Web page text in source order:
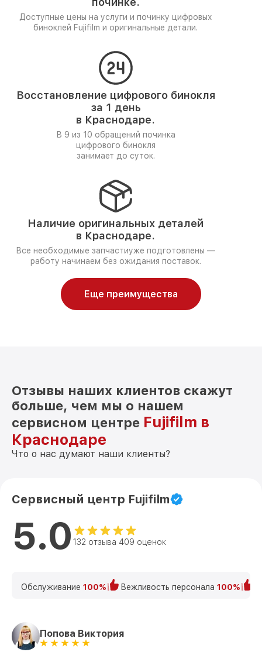
Доступные цены на услуги и починку цифровых
биноклей Fujifilm и оригинальные детали.
Восстановление цифрового бинокля
за 1 день
в Краснодаре.
В 9 из 10 обращений починка
цифрового бинокля
занимает до суток.
Наличие оригинальных деталей
в Краснодаре.
Все необходимые запчастиуже подготовлены —
работу начинаем без ожидания поставок.
Еще преимущества
Отзывы наших клиентов скажут
больше, чем мы о нашем
сервисном центре Fujifilm в
Краснодаре
Что о нас думают наши клиенты?
Сервисный центр Fujifilm
5.0 132 отзыва 409 оценок
Обслуживание 100% Вежливость персонала 100%
Попова Виктория